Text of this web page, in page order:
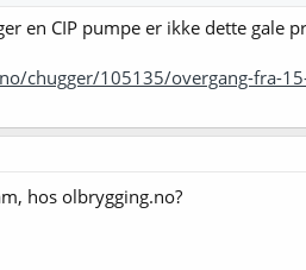
en CIP pumpe er ikke dette gale
chugger/105135/overgang-fra-
hos olbrygging.no?